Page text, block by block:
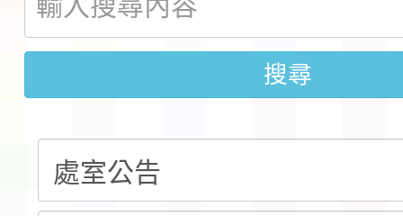
桃園市孔廟祈福系列
開 智慧啟航」
「2026桃園藝術巡演
轉知國立東華大學辦理
共學行動站」第二階段
習海報及各區簡章
教育部校安中心白海豚
報
淨零綠領人才培育課程
搜尋